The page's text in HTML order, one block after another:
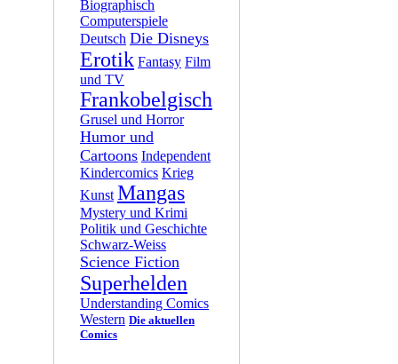
Biographisch
Computerspiele
Deutsch Die Disneys
Erotik Fantasy Film
und TV
Frankobelgisch
Grusel und Horror
Humor und
Cartoons Independent
Kindercomics Krieg
Kunst Mangas
Mystery und Krimi
Politik und Geschichte
Schwarz-Weiss
Science Fiction
Superhelden
Understanding Comics
Western Die aktuellen
Comics